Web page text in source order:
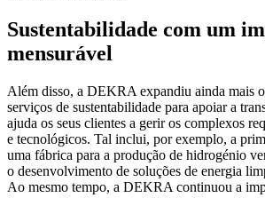
Sustentabilidade com um
mensurável
Além disso, a DEKRA expandiu ainda mais
serviços de sustentabilidade para apoiar a
ajuda os seus clientes a gerir os complexos
e tecnológicos. Tal inclui, por exemplo, a
uma fábrica para a produção de hidrogénio
o desenvolvimento de soluções de energia
Ao mesmo tempo, a DEKRA continuou a